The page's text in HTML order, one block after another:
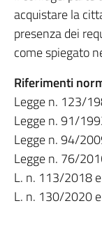
acquistare la
presenza dei
come spiegato
Riferimenti
Legge n. 123/
Legge n. 91/
Legge n. 94/
Legge n. 76/
L. n. 113/2018
L. n. 130/2020